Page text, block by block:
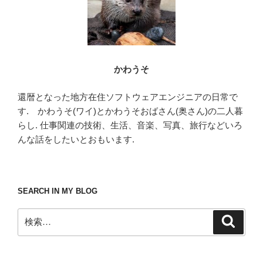
かわうそ
還暦となった地方在住ソフトウェアエンジニアの日常で
す. かわうそ(ワイ)とかわうそおばさん(奥さん)の二人暮
らし. 仕事関連の技術、生活、音楽、写真、旅行などいろ
んな話をしたいとおもいます.
SEARCH IN MY BLOG
索: